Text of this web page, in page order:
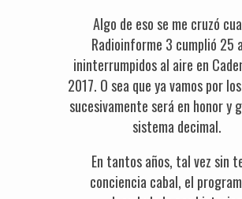
Algo de eso se me cruzó
Radioinforme 3 cumplió 25
ininterrumpidos al aire en
2017. O sea que ya vamos por
sucesivamente será en honor y
sistema decimal.
En tantos años, tal vez sin
conciencia cabal, el